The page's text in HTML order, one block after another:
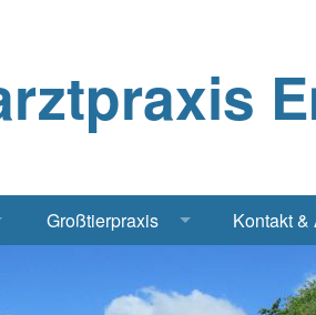
Großtierpraxis
Kontakt &